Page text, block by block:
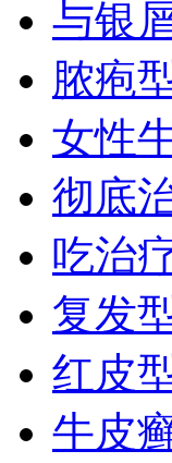
与银
脓疱
女性
彻底
吃治
复发
红皮
牛皮